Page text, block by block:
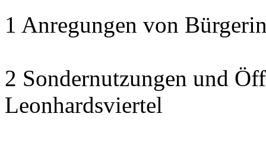
1 Anregungen von
2 Sondernutzungen und
Leonhardsviertel